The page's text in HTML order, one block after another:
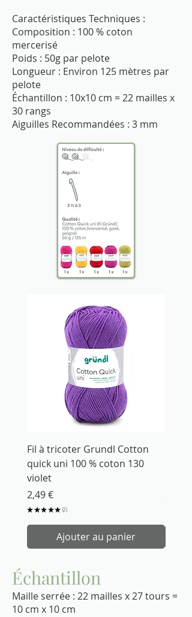
Caractéristiques Techniques :
Composition : 100 % coton
mercerisé
Poids : 50g par pelote
Longueur : Environ 125 mètres par
pelote
Échantillon : 10x10 cm = 22 mailles x
30 rangs
Aiguilles Recommandées : 3 mm
Fil à tricoter Grundl Cotton
quick uni 100 % coton 130
violet
Prix
2,49 €
★ ★★ ★★ 2
2
Ajouter au panier
2,49 €
Échantillon
Maille serrée : 22 mailles x 27 tours =
10 cm x 10 cm